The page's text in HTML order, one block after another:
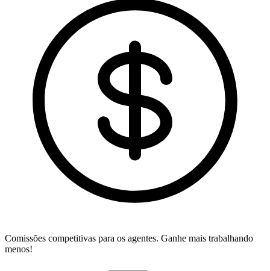
Comissões competitivas para os agentes. Ganhe mais trabalhando
menos!